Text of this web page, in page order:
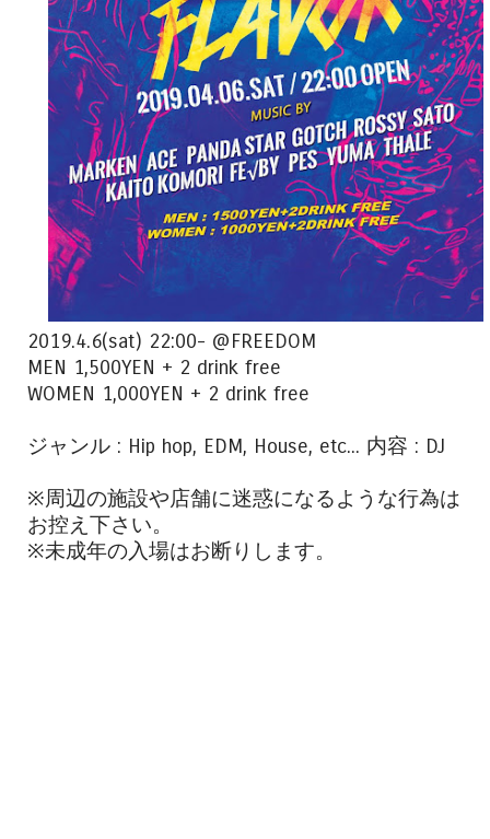
2019.4.6(sat) 22:00- @FREEDOM
MEN 1,500YEN + 2 drink free
WOMEN 1,000YEN + 2 drink free
ジャンル : Hip hop, EDM, House, etc... 内容 : DJ
※周辺の施設や店舗に迷惑になるような行為は
お控え下さい。
※未成年の入場はお断りします。